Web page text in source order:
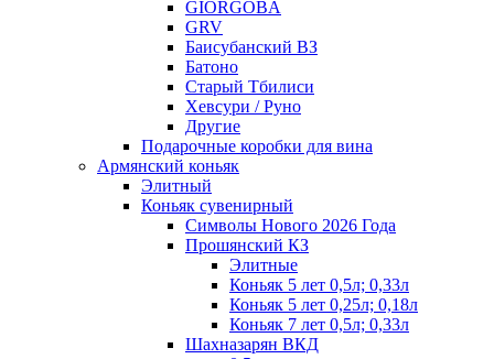
GIORGOBA
GRV
Баисубанский ВЗ
Батоно
Старый Тбилиси
Хевсури / Руно
Другие
Подарочные коробки для вина
Армянский коньяк
Элитный
Коньяк сувенирный
Символы Нового 2026 Года
Прошянский КЗ
Элитные
Коньяк 5 лет 0,5л; 0,33л
Коньяк 5 лет 0,25л; 0,18л
Коньяк 7 лет 0,5л; 0,33л
Шахназарян ВКД